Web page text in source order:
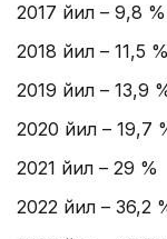
2017 йил – 9,8 %
2018 йил – 11,5 %
2019 йил – 13,9
2020 йил – 19,7
2021 йил – 29 %
2022 йил – 36,2